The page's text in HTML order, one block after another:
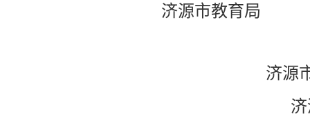
济源市教育局
济源